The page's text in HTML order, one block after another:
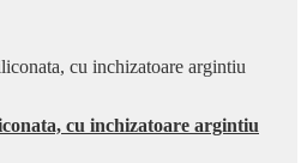
cu inchizatoare argintiu